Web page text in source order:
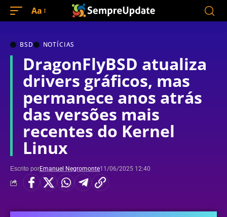
Aa
BSD NOTÍCIAS
DragonFlyBSD atualiza
drivers gráficos, mas
permanece anos atrás
das versões mais
recentes do Kernel
Linux
Escrito porEmanuel Negromonte11/06/2025 12:40